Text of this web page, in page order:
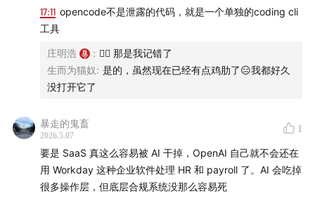
熟悉我播客的朋友可能会问，你不是春节前刚发了25年的
总结，春节后的3月初也发了个超长的PPT吗？
时间点我需要再做一次整理……
（麻了都，真的）
这次的机构我没有用之前的中美对抗的角度，而使用技术-
17:11 opencode不是泄露的代码，就是一个单独的coding cli
工具
庄明浩 : 👌🏻 那是我记错了
生而为猫奴: 是的，虽然现在已经有点鸡肋了😑我都好久
没打开它了
暴走的鬼畜
2026.5.07
1
要是 SaaS 真这么容易被 AI 干掉，OpenAI 自己就不会还在
用 Workday 这种企业软件处理 HR 和 payroll 了。AI 会吃掉
很多操作层，但底层合规系统没那么容易死